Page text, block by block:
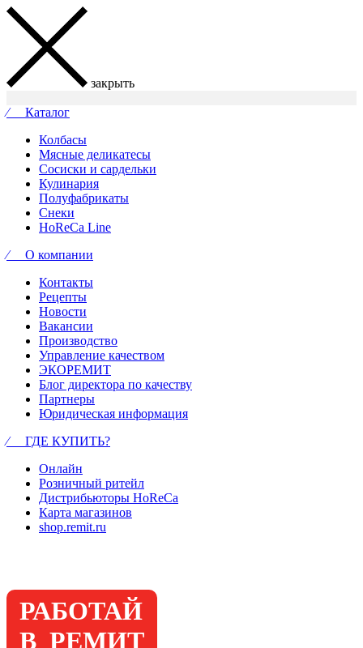
закрыть
⁄ Каталог
Колбасы
Мясные деликатесы
Сосиски и сардельки
Кулинария
Полуфабрикаты
Снеки
HoReCa Line
⁄ О компании
Контакты
Рецепты
Новости
Вакансии
Производство
Управление качеством
ЭКОРЕМИТ
Блог директора по качеству
Партнеры
Юридическая информация
⁄ ГДЕ КУПИТЬ?
Онлайн
Розничный ритейл
Дистрибьюторы HoReCa
Карта магазинов
shop.remit.ru
РАБОТАЙ
В РЕМИТ